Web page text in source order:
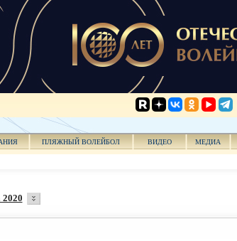
ПЛЯЖНЫЙ ВОЛЕЙБОЛ ВИДЕО МЕДИА
2020